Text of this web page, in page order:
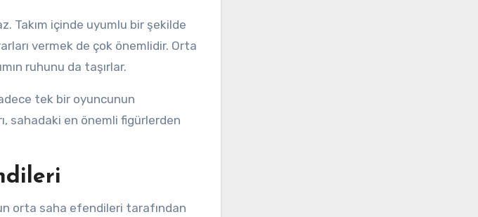
Takım içinde uyumlu bir şekilde
vermek de çok önemlidir. Orta
ruhunu da taşırlar.
tek bir oyuncunun
sahadaki en önemli figürlerden
orta saha efendileri tarafından